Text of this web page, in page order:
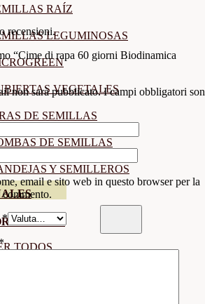
RAÍZ
LEGUMINOSAS
VEGETALES
DE SEMILLAS
DE SEMILLAS
Y SEMILLEROS
CULTIVO
TODOS
recensioni.
“Cime di rapa 60 giorni Biodinamica
non sarà pubblicato. I campi obbligatori
email e sito web in questo browser per la
*